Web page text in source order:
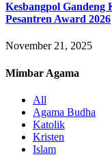
Kesbangpol Gandeng
Pesantren Award 2026
November 21, 2025
Mimbar Agama
All
Agama Budha
Katolik
Kristen
Islam